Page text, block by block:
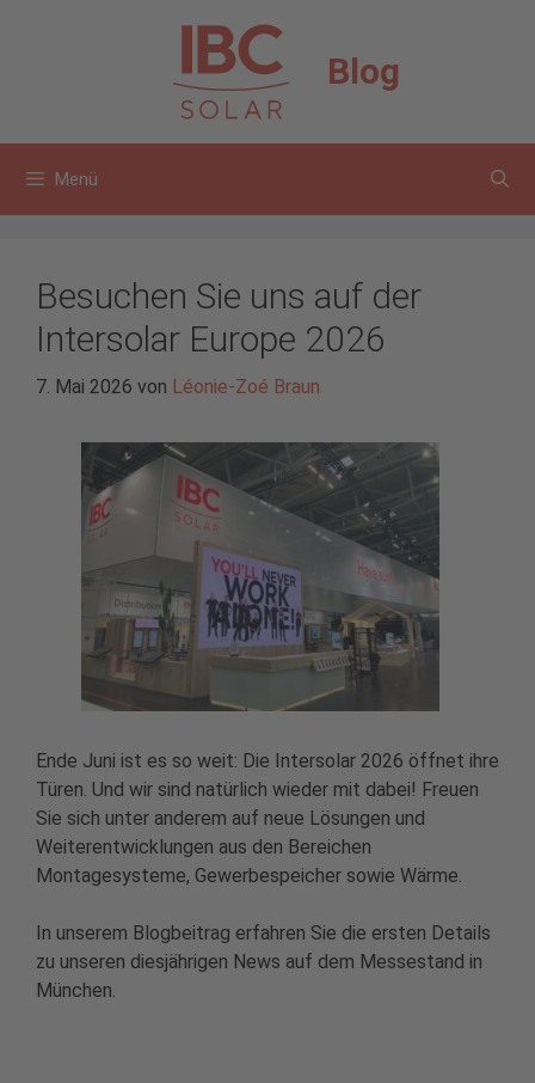
Blog
Menü
Besuchen Sie uns auf der
Intersolar Europe 2026
7. Mai 2026 von Léonie-Zoé Braun
Ende Juni ist es so weit: Die Intersolar 2026 öffnet ihre
Türen. Und wir sind natürlich wieder mit dabei! Freuen
Sie sich unter anderem auf neue Lösungen und
Weiterentwicklungen aus den Bereichen
Montagesysteme, Gewerbespeicher sowie Wärme.
In unserem Blogbeitrag erfahren Sie die ersten Details
zu unseren diesjährigen News auf dem Messestand in
München.